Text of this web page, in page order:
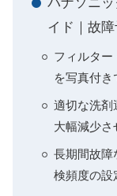
イド｜故
フィルタ
を写真付き
適切な洗剤
大幅減少さ
長期間故障
検頻度の設